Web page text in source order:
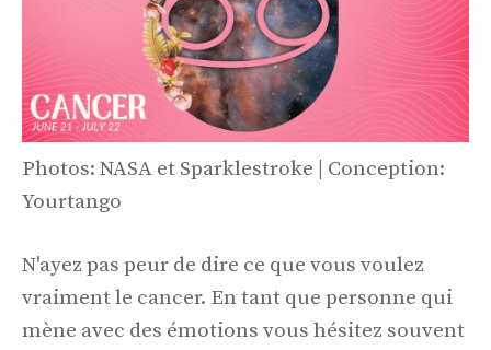
Photos: NASA et Sparklestroke | Conception:
Yourtango
N'ayez pas peur de dire ce que vous voulez
vraiment le cancer. En tant que personne qui
mène avec des émotions vous hésitez souvent